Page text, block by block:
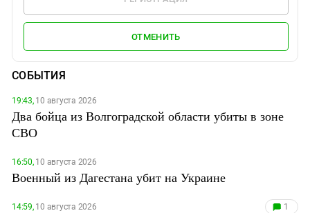
ОТМЕНИТЬ
СОБЫТИЯ
19:43,10 августа 2026
Два бойца из Волгоградской области убиты в зоне
СВО
16:50,10 августа 2026
Военный из Дагестана убит на Украине
14:59,10 августа 2026 1